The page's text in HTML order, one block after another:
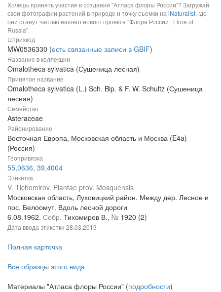
Хочешь принять участие в создании "Атласа флоры России"? Загружай
свои фотографии растений в природе и точку съемки наiNaturalist, где
они станут частью нашего нового проекта "Флора России | Flora of
Russia".
Штрихкод
MW0536330 (есть связанные записи в GBIF)
Название в коллекции
Omalotheca sylvatica (Сушеница лесная)
Принятое название
Omalotheca sylvatica (L.) Sch. Bip. & F. W. Schultz (Сушеница
лесная)
Семейство
Asteraceae
Районирование
Восточная Европа, Московская область и Москва (E4a)
(Россия)
Геопривязка
55,0636, 39,4004
Этикетка
V. Tichomirov. Plantae prov. Mosquensis
Московская область, Луховицкий район. Между дер. Лесное и
пос. Белоомут. Вдоль лесной дороги
6.08.1962. Собр. Тихомиров В., № 1920 (2)
Дата ввода этикетки 28.03.2019
Полная карточка
Все образцы этого вида
Материалы "Атласа флоры России" (подробности)